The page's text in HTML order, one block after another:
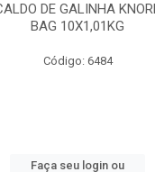
CALDO DE CARNE KNORR
BAG 10X1,01KG
Código: 6482
Faça seu login ou